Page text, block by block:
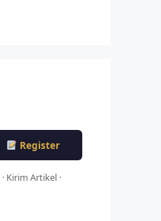
Register
· Kirim Artikel ·